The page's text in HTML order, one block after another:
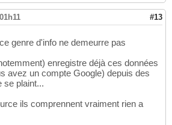
#13
genre d'info ne demeurre pas
enregistre déjà ces données
avez un compte Google) depuis des
se plaint...
ils comprennent vraiment rien a